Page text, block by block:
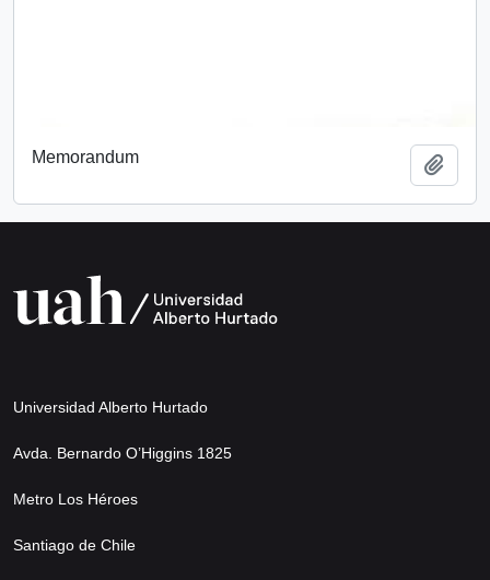
Memorandum
Universidad Alberto Hurtado
Avda. Bernardo O’Higgins 1825
Metro Los Héroes
Santiago de Chile